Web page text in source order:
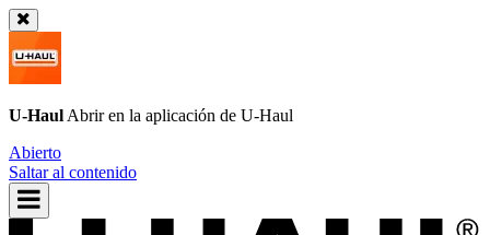
U-Haul Abrir en la aplicación de U-Haul
Abierto
Saltar al contenido